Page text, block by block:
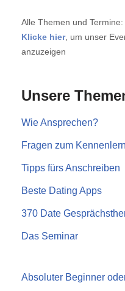
Alle Themen und Termine:
Klicke hier, um unser
anzuzeigen
Unsere
Wie Ansprechen?
Fragen zum
Tipps fürs Anschreiben
Beste Dating Apps
370 Date
Das Seminar
Absoluter Beginner